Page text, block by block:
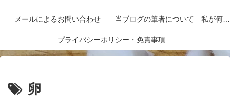
メールによるお問い合わせ 当ブログの筆者について 私が何者なのかを紹介します
プライバシーポリシー・免責事項など
卵